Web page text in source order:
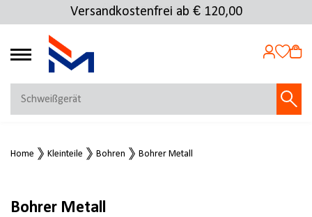
Versandkostenfrei ab € 120,00
4.72
MEIN KONTO
Jetzt anmelden
Jetzt registrieren
Home Kleinteile Bohren Bohrer Metall
Bohrer Metall